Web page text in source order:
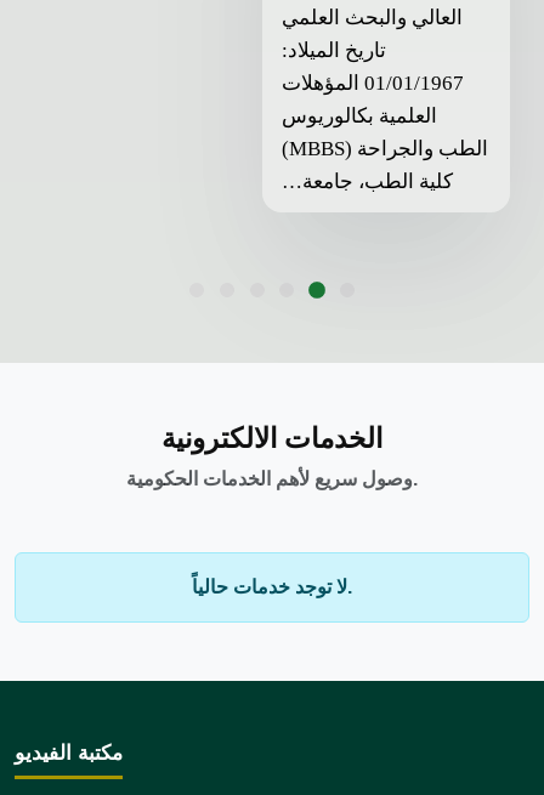
العالي والبحث العلمي
تاريخ الميلاد:
01/01/1967 المؤهلات
العلمية بكالوريوس
الطب والجراحة (MBBS)
كلية الطب، جامعة…
الخدمات الالكترونية
وصول سريع لأهم الخدمات الحكومية.
لا توجد خدمات حالياً.
مكتبة الفيديو